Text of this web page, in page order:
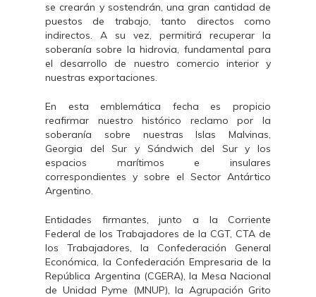
se crearán y sostendrán, una gran cantidad de
puestos de trabajo, tanto directos como
indirectos. A su vez, permitirá recuperar la
soberanía sobre la hidrovia, fundamental para
el desarrollo de nuestro comercio interior y
nuestras exportaciones.
En esta emblemática fecha es propicio
reafirmar nuestro histórico reclamo por la
soberanía sobre nuestras Islas Malvinas,
Georgia del Sur y Sándwich del Sur y los
espacios marítimos e insulares
correspondientes y sobre el Sector Antártico
Argentino.
Entidades firmantes, junto a la Corriente
Federal de los Trabajadores de la CGT, CTA de
los Trabajadores, la Confederación General
Económica, la Confederación Empresaria de la
República Argentina (CGERA), la Mesa Nacional
de Unidad Pyme (MNUP), la Agrupación Grito